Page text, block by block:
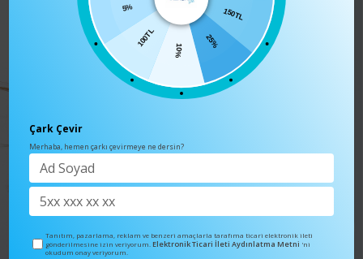
150TL
25%
10%
100TL
5%
Çark Çevir
Merhaba, hemen çarkı çevirmeye ne dersin?
Tanıtım, pazarlama, reklam ve benzeri amaçlarla tarafıma ticari elektronik ileti
gönderilmesine izin veriyorum.Elektronik Ticari İleti Aydınlatma Metni 'ni
okudum onay veriyorum.